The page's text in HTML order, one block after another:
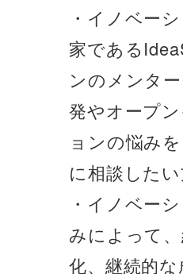
・イノベー
家である
ンのメンタ
発やオープ
ョンの悩み
に相談した
・イノベー
みによって
化、継続的な